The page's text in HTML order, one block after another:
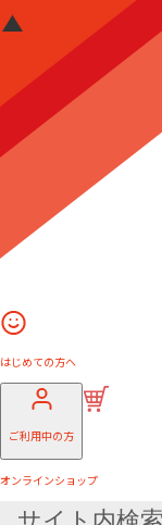
はじめての方へ
ご利用中の方
オンラインショップ